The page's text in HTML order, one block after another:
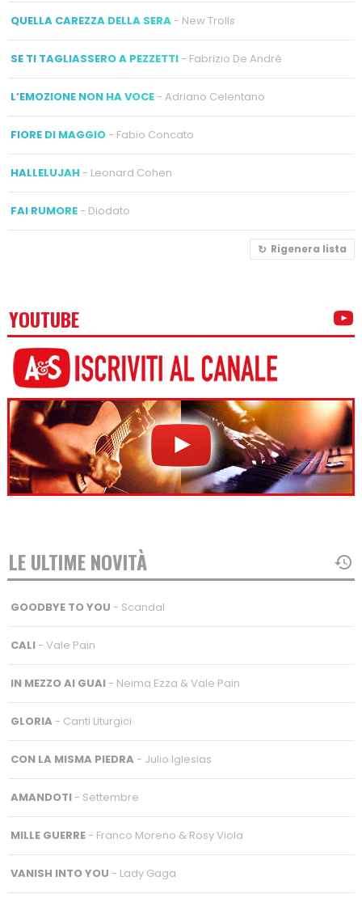
QUELLA CAREZZA DELLA SERA- New Trolls
SE TI TAGLIASSERO A PEZZETTI- Fabrizio De André
L’EMOZIONE NON HA VOCE- Adriano Celentano
FIORE DI MAGGIO- Fabio Concato
HALLELUJAH - Leonard Cohen
FAI RUMORE- Diodato
Rigenera lista
YOUTUBE
LE ULTIME NOVITÀ
GOODBYE TO YOU - Scandal
CALI- Vale Pain
IN MEZZO AI GUAI- Neima Ezza & Vale Pain
GLORIA - Canti Liturgici
CON LA MISMA PIEDRA - Julio Iglesias
AMANDOTI- Settembre
MILLE GUERRE- Franco Moreno & Rosy Viola
VANISH INTO YOU - Lady Gaga